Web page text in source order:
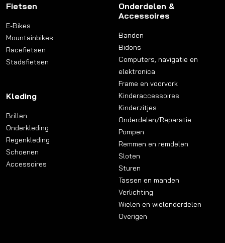
Fietsen
E-Bikes
Mountainbikes
Racefietsen
Stadsfietsen
Kleding
Brillen
Onderkleding
Regenkleding
Schoenen
Accessoires
Onderdelen &
Accessoires
Banden
Bidons
Computers, navigatie en
elektronica
Frame en voorvork
Kinderaccessoires
Kinderzitjes
Onderdelen/Reparatie
Pompen
Remmen en remdelen
Sloten
Sturen
Tassen en manden
Verlichting
Wielen en wielonderdelen
Overigen